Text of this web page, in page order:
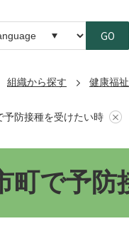
GO
組織から探す 健康福
予防接種を受けたい時
町で予防